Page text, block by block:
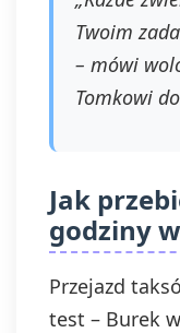
Twoim
– mówi
Tomkowi
Jak
godziny
Przejazd
test – Burek